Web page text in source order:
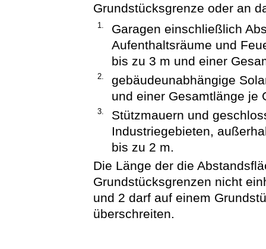
Grundstücksgrenze oder an
1.
Garagen einschließlich
Aufenthaltsräume und
bis zu 3 m und einer
2.
gebäudeunabhängige
und einer Gesamtlänge je
3.
Stützmauern und
Industriegebieten,
bis zu 2 m.
Die Länge der die
Grundstücksgrenzen nicht
und 2 darf auf einem
überschreiten.